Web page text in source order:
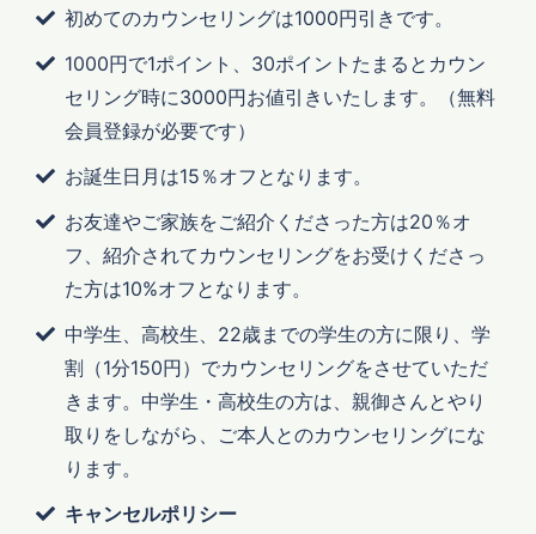
初めてのカウンセリングは1000円引きです。
1000円で1ポイント、30ポイントたまるとカウン
セリング時に3000円お値引きいたします。（無料
会員登録が必要です）
お誕生日月は15％オフとなります。
お友達やご家族をご紹介くださった方は20％オ
フ、紹介されてカウンセリングをお受けくださっ
た方は10%オフとなります。
中学生、高校生、22歳までの学生の方に限り、学
割（1分150円）でカウンセリングをさせていただ
きます。中学生・高校生の方は、親御さんとやり
取りをしながら、ご本人とのカウンセリングにな
ります。
キャンセルポリシー